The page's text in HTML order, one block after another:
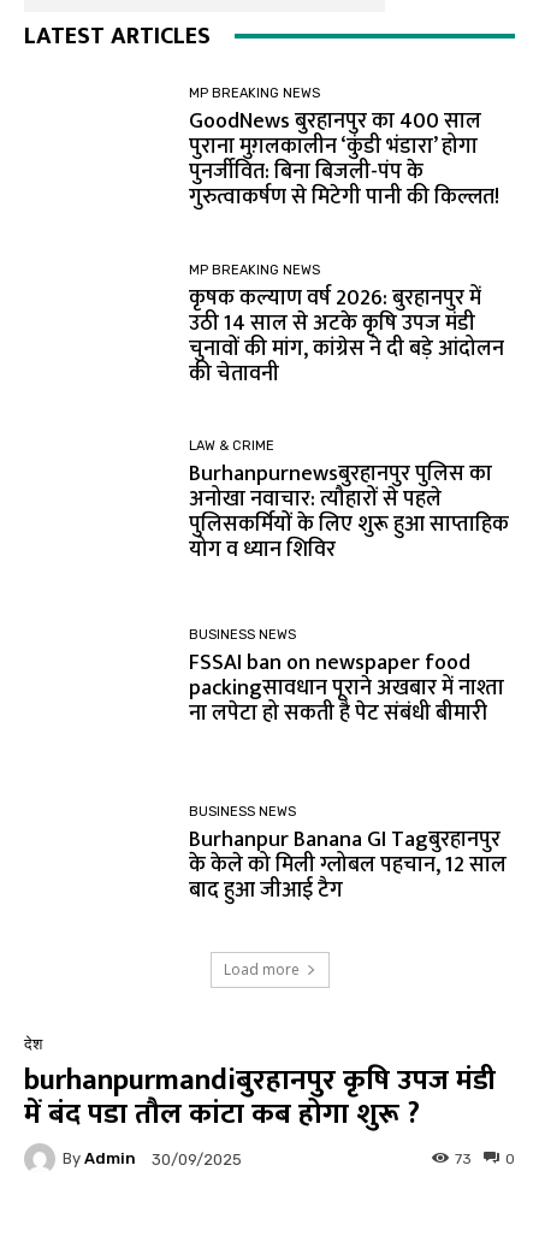
LATEST ARTICLES
MP BREAKING NEWS
GoodNews बुरहानपुर का 400 साल
पुराना मुग़लकालीन ‘कुंडी भंडारा’ होगा
पुनर्जीवित: बिना बिजली-पंप के
गुरुत्वाकर्षण से मिटेगी पानी की किल्लत!
MP BREAKING NEWS
कृषक कल्याण वर्ष 2026: बुरहानपुर में
उठी 14 साल से अटके कृषि उपज मंडी
चुनावों की मांग, कांग्रेस ने दी बड़े आंदोलन
की चेतावनी
LAW & CRIME
Burhanpurnewsबुरहानपुर पुलिस का
अनोखा नवाचार: त्यौहारों से पहले
पुलिसकर्मियों के लिए शुरू हुआ साप्ताहिक
योग व ध्यान शिविर
BUSINESS NEWS
FSSAI ban on newspaper food
packingसावधान पूराने अखबार में नाश्ता
ना लपेटा हो सकती है पेट संबंधी बीमारी
BUSINESS NEWS
Burhanpur Banana GI Tagबुरहानपुर
के केले को मिली ग्लोबल पहचान, 12 साल
बाद हुआ जीआई टैग
Load more
देश
burhanpurmandiबुरहानपुर कृषि उपज मंडी
में बंद पडा तौल कांटा कब होगा शुरू ?
By Admin 30/09/2025 0
73